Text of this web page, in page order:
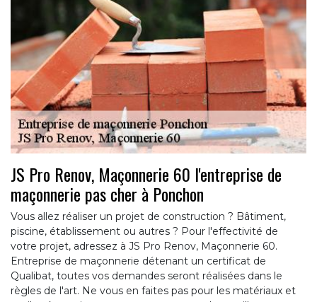
JS Pro Renov, Maçonnerie 60 l'entreprise de
maçonnerie pas cher à Ponchon
Vous allez réaliser un projet de construction ? Bâtiment,
piscine, établissement ou autres ? Pour l'effectivité de
votre projet, adressez à JS Pro Renov, Maçonnerie 60.
Entreprise de maçonnerie détenant un certificat de
Qualibat, toutes vos demandes seront réalisées dans le
règles de l'art. Ne vous en faites pas pour les matériaux et